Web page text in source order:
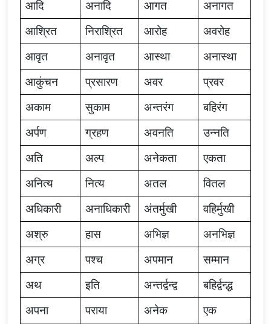
आदि अनादि आगत
अनागत
आश्रित
निराश्रित आरोह
अवरोह
आवृत
अनावृत आस्था
अनास्था
आकुंचन
प्रसारण अवर
प्रवर
अकाम
सुकाम अन्तरंग
बहिरंग
अर्पण
ग्रहण अवनति
उन्नति
अति
अल्प अनेकता
एकता
अनित्य
नित्य अतल
वितल
अधिकारी
अनाधिकारी अंतर्मुखी
वहिर्मुखी
अश्रु
हास अभिज्ञ
अनभिज्ञ
अग्र
पश्च अपमान
सम्मान
अथ
इति अन्तर्द्वन्द्व
बहिर्द्वन्द्ध
अपना
पराया अनेक
एक